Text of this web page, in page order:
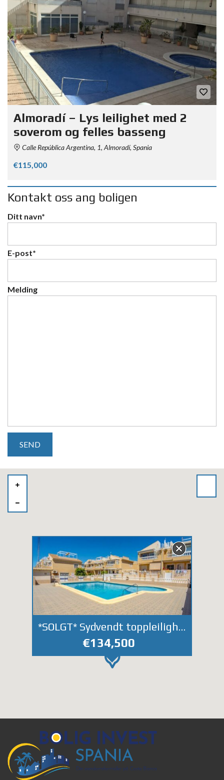
Almoradí – Lys leilighet med 2
soverom og felles basseng
Calle República Argentina, 1, Almoradí, Spania
€115,000
Kontakt oss ang boligen
Ditt navn*
E-post*
Melding
*SOLGT* Sydvendt toppleilighet med takterrasse og nydelig havutsikt i Bravomar VII. Felles bassengområde.
€134,500